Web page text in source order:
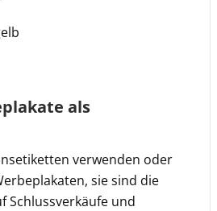
als
verwenden oder
sie sind die
Schlussverkäufe und